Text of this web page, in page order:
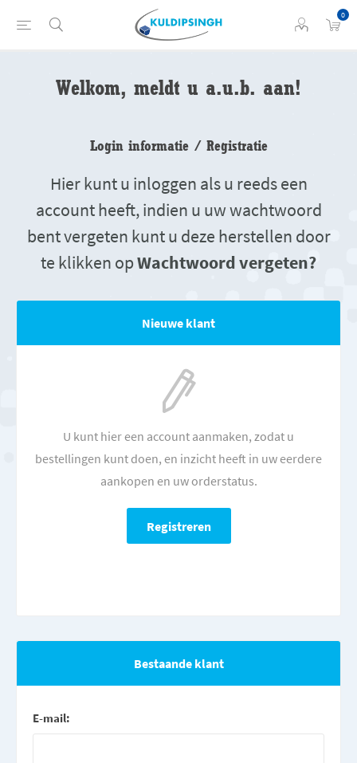
0
Welkom, meldt u a.u.b. aan!
Login informatie / Registratie
Hier kunt u inloggen als u reeds een
account heeft, indien u uw wachtwoord
bent vergeten kunt u deze herstellen door
te klikken opWachtwoord vergeten?
Nieuwe klant
U kunt hier een account aanmaken, zodat u
bestellingen kunt doen, en inzicht heeft in uw eerdere
aankopen en uw orderstatus.
Bestaande klant
E-mail: